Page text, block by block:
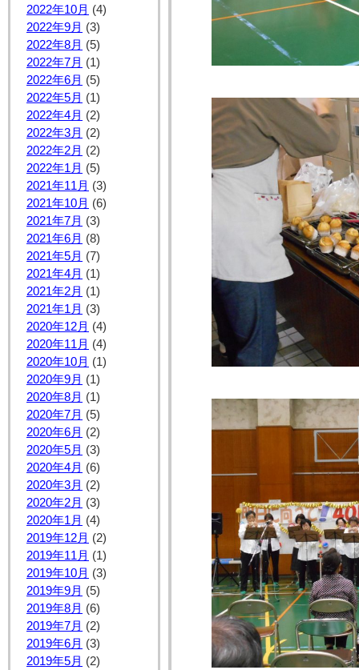
2022年10月 (4)
2022年9月 (3)
2022年8月 (5)
2022年7月 (1)
2022年6月 (5)
2022年5月 (1)
2022年4月 (2)
2022年3月 (2)
2022年2月 (2)
2022年1月 (5)
2021年11月 (3)
2021年10月 (6)
2021年7月 (3)
2021年6月 (8)
2021年5月 (7)
2021年4月 (1)
2021年2月 (1)
2021年1月 (3)
2020年12月 (4)
2020年11月 (4)
2020年10月 (1)
2020年9月 (1)
2020年8月 (1)
2020年7月 (5)
2020年6月 (2)
2020年5月 (3)
2020年4月 (6)
2020年3月 (2)
2020年2月 (3)
2020年1月 (4)
2019年12月 (2)
2019年11月 (1)
2019年10月 (3)
2019年9月 (5)
2019年8月 (6)
2019年7月 (2)
2019年6月 (3)
2019年5月 (2)